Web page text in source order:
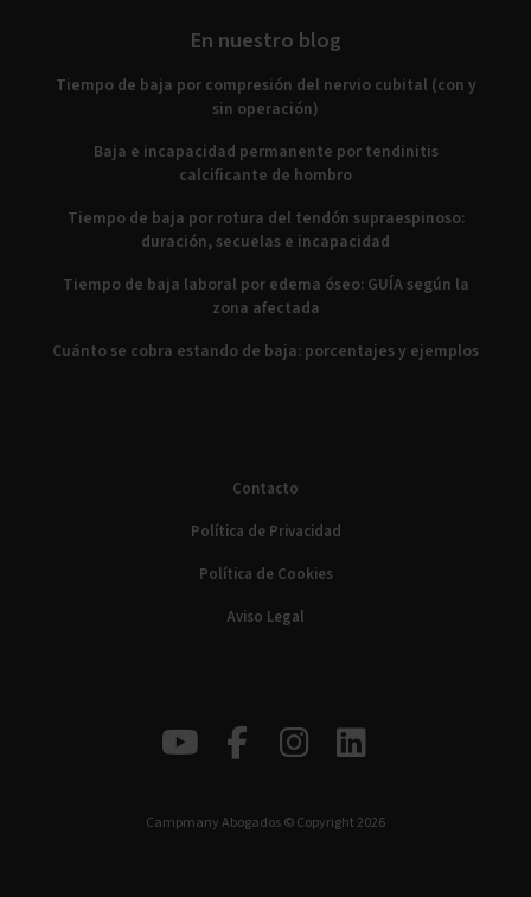
En nuestro blog
Tiempo de baja por compresión del nervio cubital (con y
sin operación)
Baja e incapacidad permanente por tendinitis
calcificante de hombro
Tiempo de baja por rotura del tendón supraespinoso:
duración, secuelas e incapacidad
Tiempo de baja laboral por edema óseo: GUÍA según la
zona afectada
Cuánto se cobra estando de baja: porcentajes y ejemplos
Contacto
Política de Privacidad
Política de Cookies
Aviso Legal
Campmany Abogados © Copyright 2026